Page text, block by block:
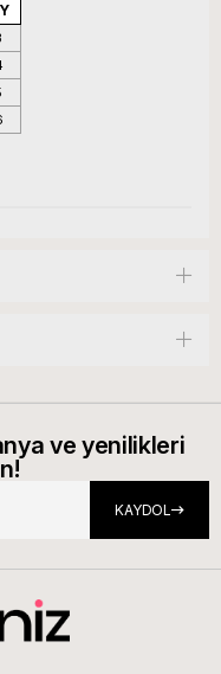
ve yenilikleri
KAYDOL